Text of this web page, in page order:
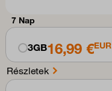
7 Nap
3GB16,99 €EUR
Részletek